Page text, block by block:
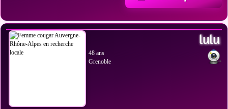
VOIR LES PHOTOS
lulu
48 ans
Grenoble